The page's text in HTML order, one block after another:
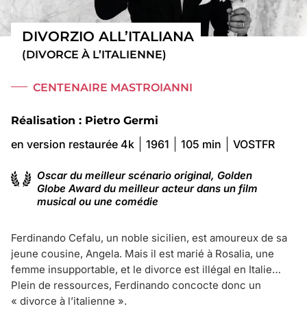
DIVORZIO ALL’ITALIANA
(DIVORCE À L’ITALIENNE)
CENTENAIRE MASTROIANNI
Réalisation : Pietro Germi
en version restaurée 4k 1961 105 min VOSTFR
Oscar du meilleur scénario original, Golden
Globe Award du meilleur acteur dans un film
musical ou une comédie
Ferdinando Cefalu, un noble sicilien, est amoureux de sa
jeune cousine, Angela. Mais il est marié à Rosalia, une
femme insupportable, et le divorce est illégal en Italie…
Plein de ressources, Ferdinando concocte donc un
« divorce à l’italienne ».